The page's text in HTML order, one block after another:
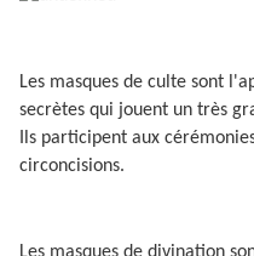
Les masques de culte sont
secrètes qui jouent un très
Ils participent aux
circoncisions.